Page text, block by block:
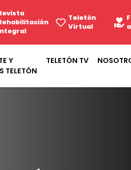
Teletón
Virtual
Y
TELETÓN
TELETÓN TV